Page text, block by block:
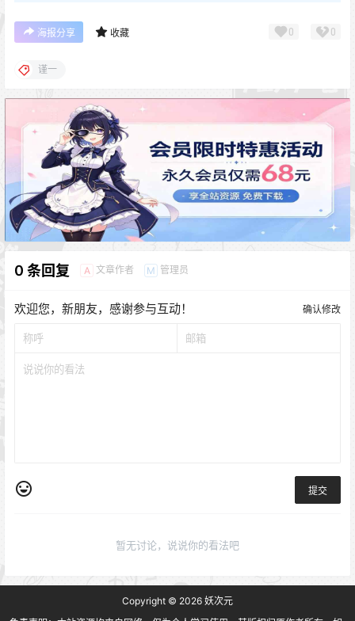
海报分享 收藏 0 0
谨一
0 条回复 A 文章作者 M 管理员
欢迎您，新朋友，感谢参与互动！ 确认修改
提交
暂无讨论，说说你的看法吧
Copyright © 2026 妖次元